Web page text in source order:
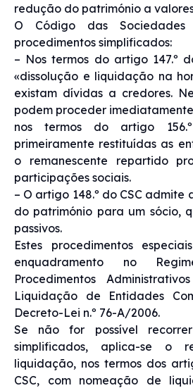
redução do património a
O Código das Sociedades
procedimentos simplificados:
– Nos termos do artigo 147.º
«dissolução e liquidação na
existam dívidas a credores.
podem proceder
nos termos do artigo
primeiramente restituídas as
o remanescente repartido
participações sociais.
– O artigo 148.º do CSC admite
do património para um sócio,
passivos.
Estes procedimentos
enquadramento no
Procedimentos
Liquidação de Entidades
Decreto-Lei n.º 76-A/2006.
Se não for possível
simplificados, aplica-se o
liquidação, nos termos dos
CSC, com nomeação de